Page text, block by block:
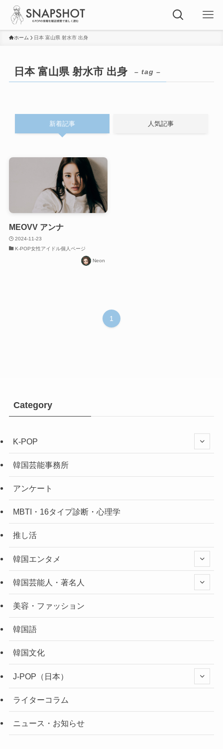
ホーム 日本 富山県 射水市 出身
日本 富山県 射水市 出身 – tag –
新着記事 人気記事
MEOVV アンナ
2024-11-23
K-POP女性アイドル個人ページ
Neon
1
Category
K-POP
韓国芸能事務所
アンケート
MBTI・16タイプ診断・心理学
推し活
韓国エンタメ
韓国芸能人・著名人
美容・ファッション
韓国語
韓国文化
J-POP（日本）
ライターコラム
ニュース・お知らせ